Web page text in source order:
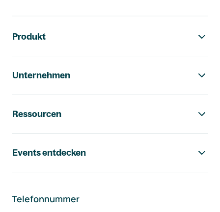
Produkt
Unternehmen
Ressourcen
Events entdecken
Telefonnummer